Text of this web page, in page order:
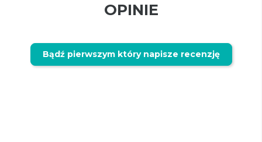
OPINIE
Bądź pierwszym który napisze recenzję